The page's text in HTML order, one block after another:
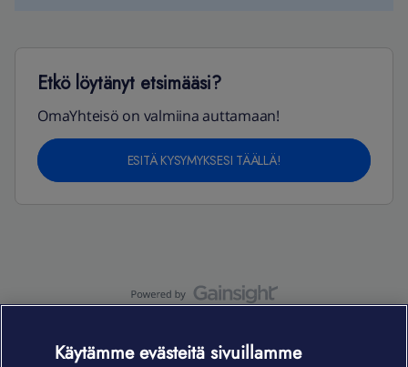
Etkö löytänyt etsimääsi?
OmaYhteisö on valmiina auttamaan!
ESITÄ KYSYMYKSESI TÄÄLLÄ!
Käytämme evästeitä sivuillamme